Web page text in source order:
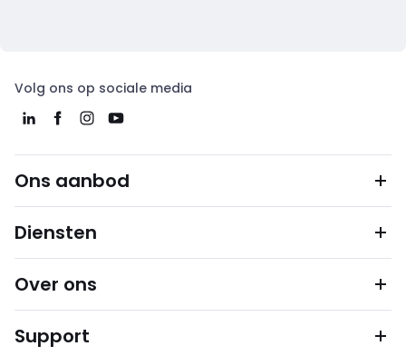
Volg ons op sociale media
Ons aanbod
Diensten
Over ons
Support